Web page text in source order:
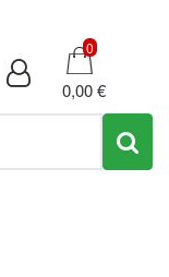
Καλάθι
0
0,00 €